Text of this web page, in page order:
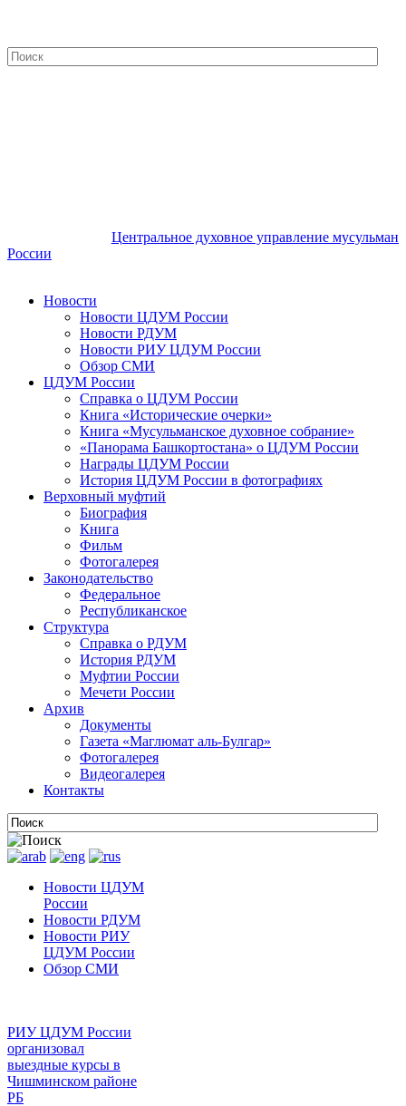
Центральное духовное управление мусульман
России
Новости
Новости ЦДУМ России
Новости РДУМ
Новости РИУ ЦДУМ России
Обзор СМИ
ЦДУМ России
Справка о ЦДУМ России
Книга «Исторические очерки»
Книга «Мусульманское духовное собрание»
«Панорама Башкортостана» о ЦДУМ России
Награды ЦДУМ России
История ЦДУМ России в фотографиях
Верховный муфтий
Биография
Книга
Фильм
Фотогалерея
Законодательство
Федеральное
Республиканское
Структура
Справка о РДУМ
История РДУМ
Муфтии России
Мечети России
Архив
Документы
Газета «Маглюмат аль-Булгар»
Фотогалерея
Видеогалерея
Контакты
Новости ЦДУМ
России
Новости РДУМ
Новости РИУ
ЦДУМ России
Обзор СМИ
РИУ ЦДУМ России
организовал
выездные курсы в
Чишминском районе
РБ